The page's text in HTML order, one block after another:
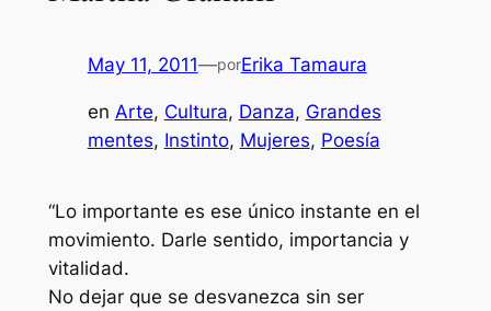
May 11, 2011—porErika Tamaura
en Arte, Cultura, Danza, Grandes
mentes, Instinto, Mujeres, Poesía
“Lo importante es ese único instante en el
movimiento. Darle sentido, importancia y
vitalidad.
No dejar que se desvanezca sin ser